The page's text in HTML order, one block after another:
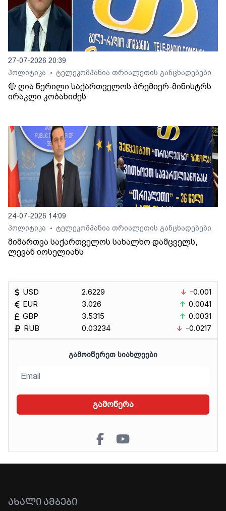
27-07-2026 20:39
პოლიტიკა
• ტელეკომპანია თრიალეთის განცხადებები
🔴 ღია წერილი საქართველოს პრემიერ-მინისტრს
ირაკლი კობახიძეს
24-07-2026 14:09
პოლიტიკა
• ტელეკომპანია თრიალეთის განცხადებები
მიმართვა საქართველოს სახალხო დამცველს,
ლევან იოსელიანს
USD
EUR
GBP
RUB
2.6229
3.026
3.5315
0.03234
-0.001
0.0041
0.0031
-0.0217
ᲒᲐᲛᲝᲘᲬᲔᲠᲔᲗ ᲡᲘᲐᲮᲚᲔᲔᲑᲘ
გამოწერა
ᲐᲮᲐᲚᲘ ᲐᲛᲑᲔᲑᲘ